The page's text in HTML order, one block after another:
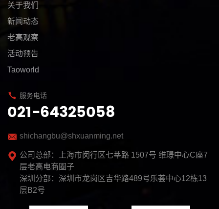
关于我们
新闻动态
老高观察
活动预告
Taoworld
服务电话
021-64325058
shichangbu@shxuanming.net
公司总部：上海市闵行区七莘路 1507号 维璟中心C座7
层老高电商圈子
深圳分部：深圳市龙岗区吉华路489号乐荟中心12栋13
层B2号